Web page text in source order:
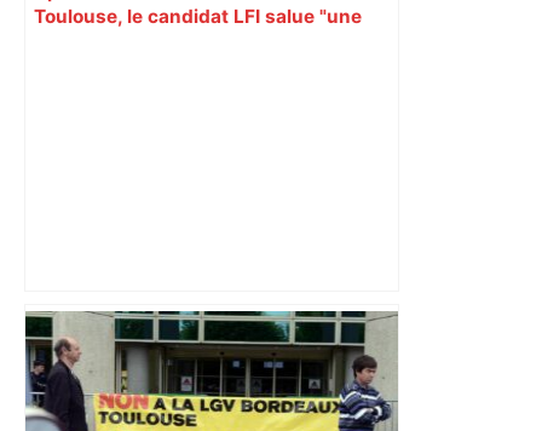
Toulouse, le candidat LFI salue "une
ENTRETIEN. Municipales 2026 à
Toulouse : sous le feu des critiques,
Briançon assume son alliance avec
Piquemal, "ce n’est pas un accord de